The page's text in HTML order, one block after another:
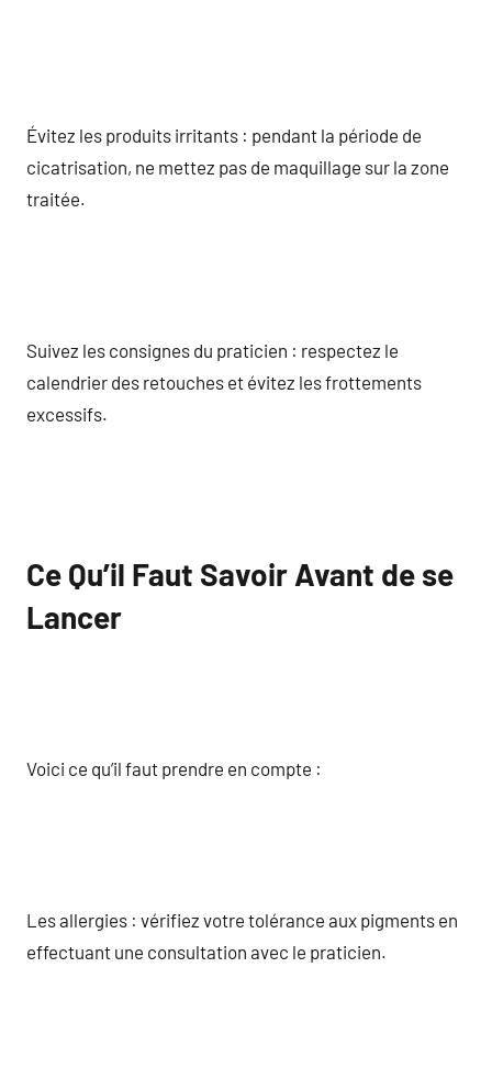
Évitez les produits irritants : pendant la période de
cicatrisation, ne mettez pas de maquillage sur la zone
traitée.
Suivez les consignes du praticien : respectez le
calendrier des retouches et évitez les frottements
excessifs.
Ce Qu’il Faut Savoir Avant de se
Lancer
Voici ce qu’il faut prendre en compte :
Les allergies : vérifiez votre tolérance aux pigments en
effectuant une consultation avec le praticien.